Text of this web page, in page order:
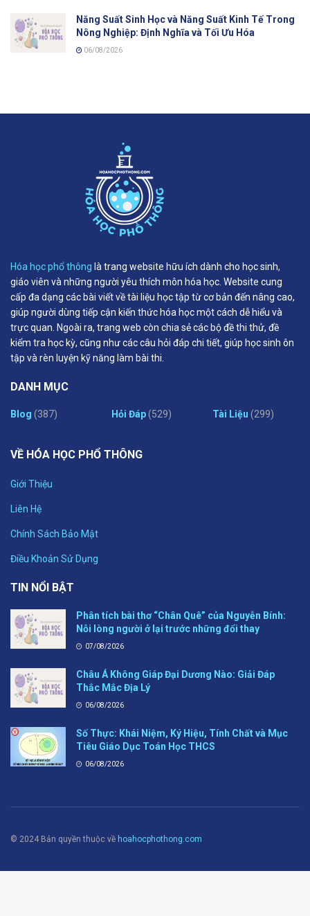
Năng Suất Sinh Học và Năng Suất Kinh Tế Trong
Nông Nghiệp: Định Nghĩa và Tối Ưu Hóa
06/08/2026
Hóa học phổ thông là trang website hữu ích dành cho học sinh,
giáo viên và những người yêu thích môn hóa học. Website cung
cấp đa dạng các bài viết về tài liệu học tập từ cơ bản đến nâng cao,
giúp người dùng tiếp cận kiến thức hóa học một cách dễ hiểu và
trực quan. Ngoài ra, trang web còn chia sẻ các bộ đề thi thử, đề
kiểm tra học kỳ, cũng như các câu hỏi đáp chi tiết, giúp học sinh ôn
tập và rèn luyện kỹ năng làm bài thi.
DANH MỤC
Blog (387) Hỏi Đáp(529) Tài Liệu (299)
VỀ HÓA HỌC PHỔ THÔNG
Giới Thiệu
Liên Hệ
Chính Sách Bảo Mật
Điều Khoản Sử Dụng
TIN NỔI BẬT
Phân tích bài thơ “Chân Quê” của Nguyễn Bính:
Nỗi lòng người ở lại trước những đổi thay
07/08/2026
Châu Á Không Giáp Đại Dương Nào: Giải Đáp
Thắc Mắc Địa Lý
06/08/2026
Số Thực: Khái Niệm, Ký Hiệu, Tính Chất và Mục
Tiêu Giáo Dục Toán Học THCS
06/08/2026
© 2024 Bản quyền thuộc về hoahocphothong.com